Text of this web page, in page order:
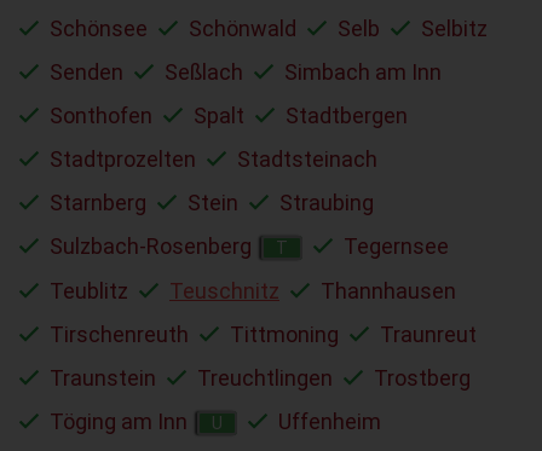
Schönsee
Schönwald Selb
Selbitz
Senden
Seßlach
Simbach am Inn
Sonthofen
Spalt
Stadtbergen
Stadtprozelten
Stadtsteinach
Starnberg
Stein
Straubing
Sulzbach-Rosenberg
T
Tegernsee
Teublitz
Teuschnitz
Thannhausen
Tirschenreuth
Tittmoning
Traunreut
Traunstein
Treuchtlingen
Trostberg
Töging am Inn
U
Uffenheim